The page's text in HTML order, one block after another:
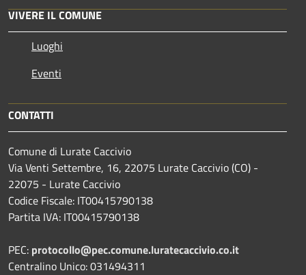
VIVERE IL COMUNE
Luoghi
Eventi
CONTATTI
Comune di Lurate Caccivio
Via Venti Settembre, 16, 22075 Lurate Caccivio (CO) -
22075 - Lurate Caccivio
Codice Fiscale: IT00415790138
Partita IVA: IT00415790138
PEC: protocollo@pec.comune.luratecaccivio.co.it
Centralino Unico: 031494311